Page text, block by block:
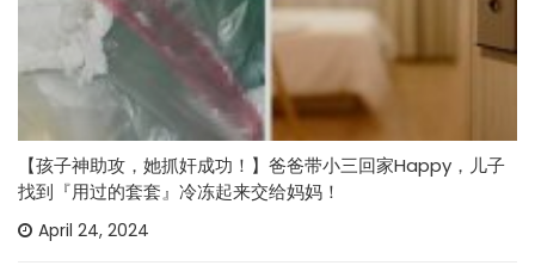
【孩子神助攻，她抓奸成功！】爸爸带小三回家Happy，儿子
找到『用过的套套』冷冻起来交给妈妈！
April 24, 2024